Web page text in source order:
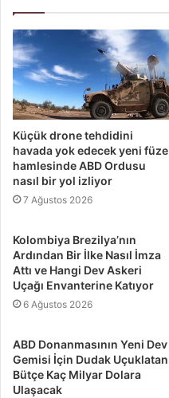
Küçük drone tehdidini
havada yok edecek yeni füze
hamlesinde ABD Ordusu
nasıl bir yol izliyor
7 Ağustos 2026
Kolombiya Brezilya’nın
Ardından Bir İlke Nasıl İmza
Attı ve Hangi Dev Askeri
Uçağı Envanterine Katıyor
6 Ağustos 2026
ABD Donanmasının Yeni Dev
Gemisi İçin Dudak Uçuklatan
Bütçe Kaç Milyar Dolara
Ulaşacak